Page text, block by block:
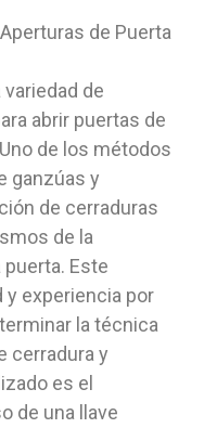
de Puerta
de
abrir puertas de
de los métodos
ganzúas y
de cerraduras
de la
Este
y experiencia por
la técnica
cerradura y
es el
de una llave